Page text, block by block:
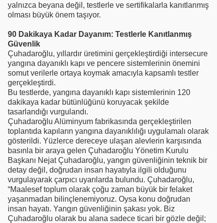
yalnızca beyana değil, testlerle ve sertifikalarla kanıtlanmış
olması büyük önem taşıyor.
90 Dakikaya Kadar Dayanım: Testlerle Kanıtlanmış
Güvenlik
Çuhadaroğlu, yıllardır üretimini gerçekleştirdiği intersecure
yangına dayanıklı kapı ve pencere sistemlerinin önemini
somut verilerle ortaya koymak amacıyla kapsamlı testler
gerçekleştirdi.
Bu testlerde, yangına dayanıklı kapı sistemlerinin 120
dakikaya kadar bütünlüğünü koruyacak şekilde
tasarlandığı vurgulandı.
Çuhadaroğlu Alüminyum fabrikasında gerçekleştirilen
toplantıda kapıların yangına dayanıklılığı uygulamalı olarak
gösterildi. Yüzlerce dereceye ulaşan alevlerin karşısında
basınla bir araya gelen Çuhadaroğlu Yönetim Kurulu
Başkanı Nejat Çuhadaroğlu, yangın güvenliğinin teknik bir
detay değil, doğrudan insan hayatıyla ilgili olduğunu
vurgulayarak çarpıcı uyarılarda bulundu. Çuhadaroğlu,
“Maalesef toplum olarak çoğu zaman büyük bir felaket
yaşanmadan bilinçlenemiyoruz. Oysa konu doğrudan
insan hayatı. Yangın güvenliğinin şakası yok. Biz
Çuhadaroğlu olarak bu alana sadece ticari bir gözle değil;